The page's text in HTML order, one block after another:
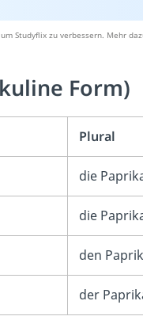
Studyflix zu verbessern. Mehr
Form)
Plural
die
die
den
der